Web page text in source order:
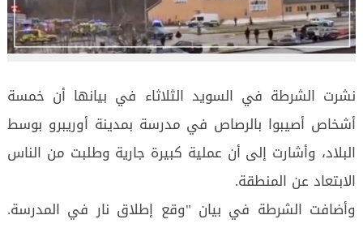
نشرت الشرطة في السويد الثلاثاء في بيانها أن خمسة
أشخاص أصيبوا بالرصاص في مدرسة بمدينة أوريبرو بوسط
البلاد، وأشارت إلى أن عملية كبيرة جارية وطلبت من الناس
الابتعاد عن المنطقة.
وأضافت الشرطة في بيان "وقع إطلاق نار في المدرسة.